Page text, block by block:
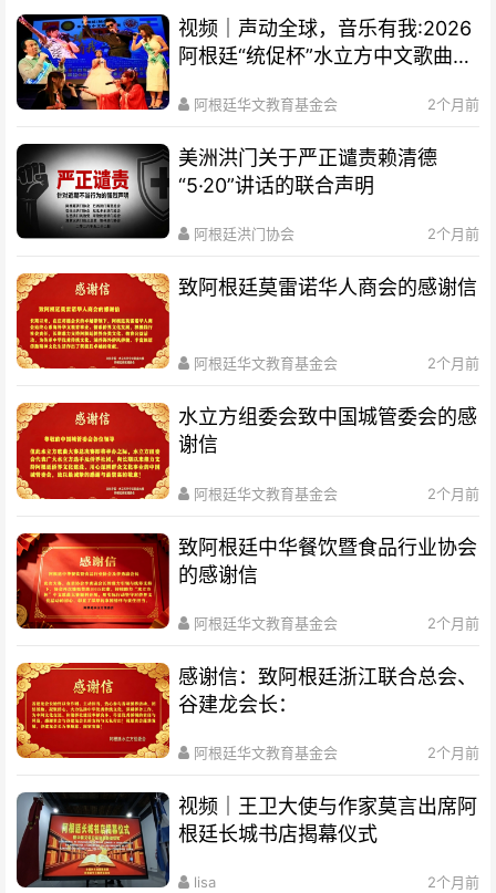
视频｜声动全球，音乐有我:2026
阿根廷“统促杯”水立方中文歌曲大
阿根廷华文教育基金会 2个月前
美洲洪门关于严正谴责赖清德
“5·20”讲话的联合声明
阿根廷洪门协会 2个月前
致阿根廷莫雷诺华人商会的感谢信
阿根廷华文教育基金会 2个月前
水立方组委会致中国城管委会的感
谢信
阿根廷华文教育基金会 2个月前
致阿根廷中华餐饮暨食品行业协会
的感谢信
阿根廷华文教育基金会 2个月前
感谢信：致阿根廷浙江联合总会、
谷建龙会长：
阿根廷华文教育基金会 2个月前
视频｜王卫大使与作家莫言出席阿
根廷长城书店揭幕仪式
lisa 2个月前